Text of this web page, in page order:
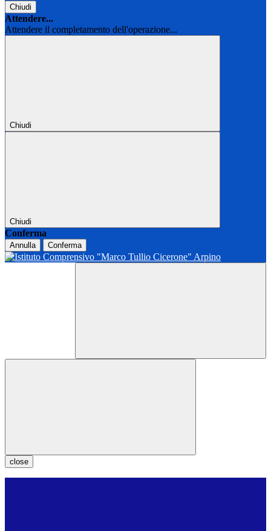
Chiudi
Attendere...
Attendere il completamento dell'operazione...
Chiudi
Chiudi
Conferma
Annulla Conferma
close